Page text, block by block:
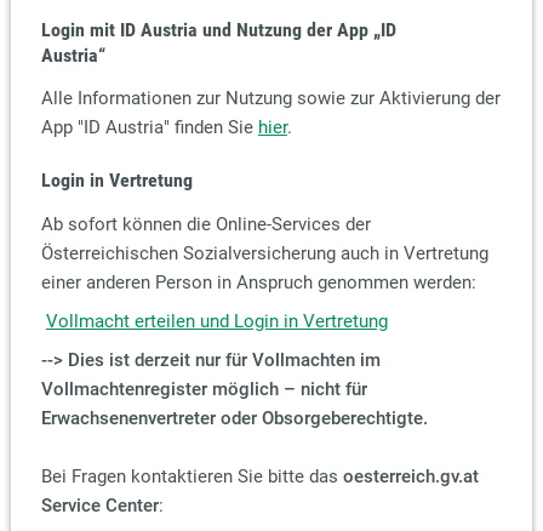
Login mit ID Austria und Nutzung der App „ID
Austria“
Alle Informationen zur Nutzung sowie zur Aktivierung der
App "ID Austria" finden Sie hier.
Login in Vertretung
Ab sofort können die Online-Services der
Österreichischen Sozialversicherung auch in Vertretung
einer anderen Person in Anspruch genommen werden:
Vollmacht erteilen und Login in Vertretung
--> Dies ist derzeit nur für Vollmachten im
Vollmachtenregister möglich – nicht für
Erwachsenenvertreter oder Obsorgeberechtigte.
Bei Fragen kontaktieren Sie bitte das oesterreich.gv.at
Service Center: